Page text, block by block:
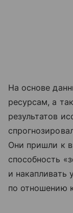
На основе
ресурсам, а
результатов
Они пришли к
способность
и накапливать
по отношению